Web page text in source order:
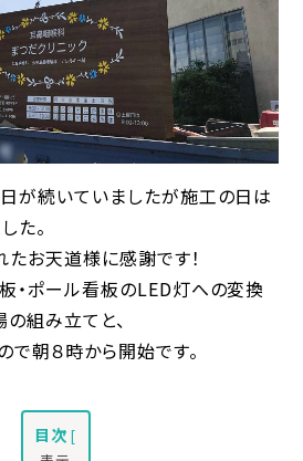
が続いていましたが施工の日は
た。
お天道様に感謝です！
・ポール看板のLED灯への変換
組み立てと、
朝８時から開始です。
目次 [